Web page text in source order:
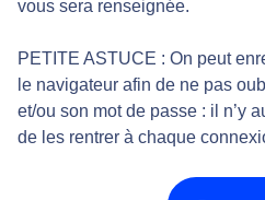
vous sera renseignée.
PETITE ASTUCE : On peut
le navigateur afin de ne pas
et/ou son mot de passe : il n’y
de les rentrer à chaque